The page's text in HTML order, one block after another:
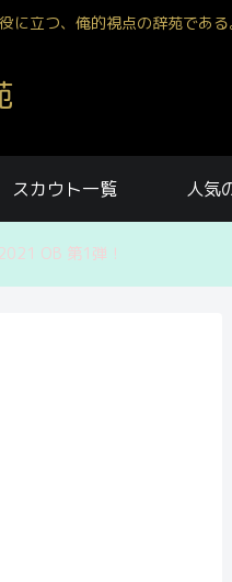
立つ、俺的視点の辞苑である
スカウト一覧 人気
OB 第1弾！